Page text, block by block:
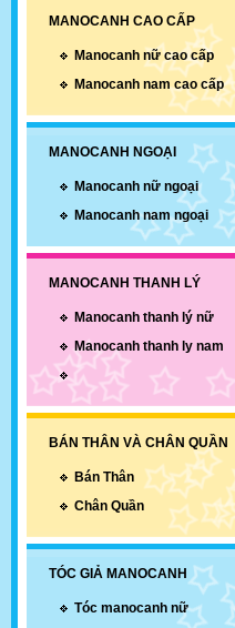
MANOCANH CAO CẤP
Manocanh nữ cao cấp
Manocanh nam cao cấp
MANOCANH NGOẠI
Manocanh nữ ngoại
Manocanh nam ngoại
MANOCANH THANH LÝ
Manocanh thanh lý nữ
Manocanh thanh ly nam
BÁN THÂN VÀ CHÂN QUẦN
Bán Thân
Chân Quần
TÓC GIẢ MANOCANH
Tóc manocanh nữ